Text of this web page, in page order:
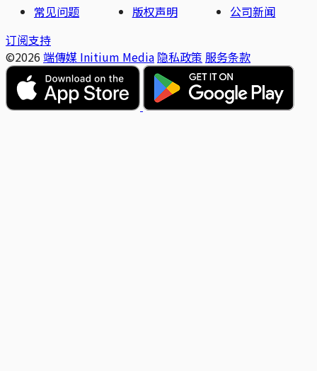
常见问题
版权声明
公司新闻
订阅支持
©2026 端傳媒 Initium Media 隐私政策 服务条款